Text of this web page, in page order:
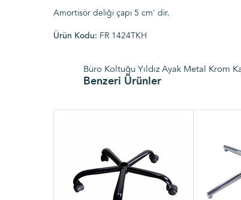
Amortisör deliği çapı 5 cm' dir.
Ürün Kodu: FR 1424TKH
Büro Koltuğu Yıldız Ayak Metal Krom
Benzeri Ürünler